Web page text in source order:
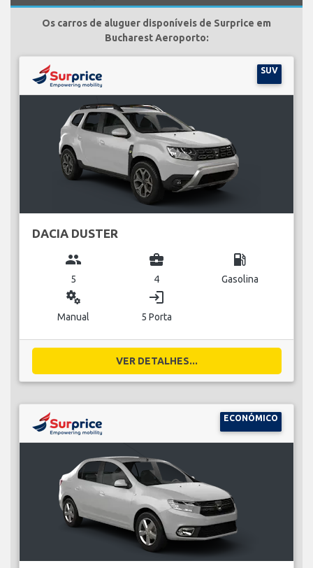
Os carros de aluguer disponíveis de Surprice em
Bucharest Aeroporto:
SUV
DACIA DUSTER
group
5
business_center
4
local_gas_station
Gasolina
miscellaneous_services
Manual
login
5 Porta
VER DETALHES...
ECONÓMICO